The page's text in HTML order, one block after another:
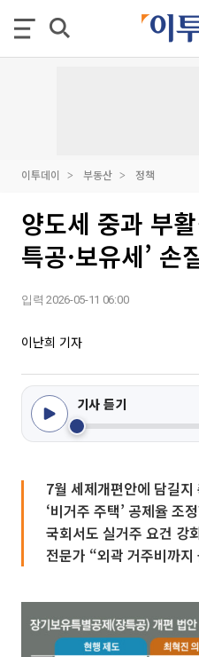
이투데이 부동산 정책
양도세 중과 부
특공·보유세’ 손
입력 2026-05-11 06:00
이난희 기자
기사 듣기
7월 세제개편안에 담길지
‘비거주 주택’ 공제율 조
국회서도 실거주 요건 강
전문가 “외곽 거주비까지